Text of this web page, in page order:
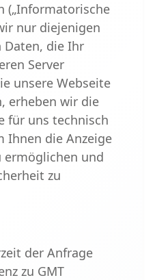
(„Informatorische
nur diejenigen
Daten, die Ihr
Server
unsere Webseite
erheben wir die
für uns technisch
Ihnen die Anzeige
ermöglichen und
zu
der Anfrage
zu GMT